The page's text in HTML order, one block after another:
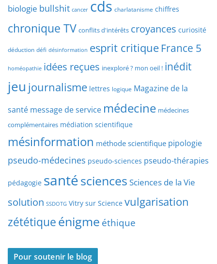
a
y
e
d
’
a
i
c
e
r
h
p
a
t
e
biologie bullshit cancer cds charlatanisme chiffres
chronique TV conflits d'intérêts croyances curiosité
déduction défi désinformation esprit critique France 5
homéopathie idées reçues inexploré ? mon oeil ! inédit
jeu journalisme lettres logique Magazine de la
santé message de service médecine médecines
complémentaires médiation scientifique
mésinformation méthode scientifique pipologie
pseudo-médecines pseudo-sciences pseudo-thérapies
pédagogie santésciences Sciences de la Vie
solution SSDOTG Vitry sur Science vulgarisation
zététiqueénigme éthique
Pour soutenir le blog